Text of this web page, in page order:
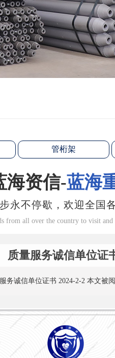
管桁架
海资信-蓝海
永不停歇，欢迎全国
from all over the country to visit and
质量服务诚信单位证
务诚信单位证书 2024-2-2 本文被